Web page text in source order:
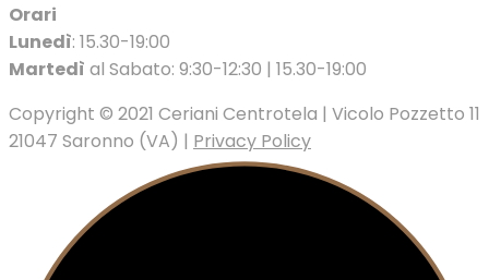
Orari
Lunedì: 15.30-19:00
Martedì al Sabato: 9:30-12:30 | 15.30-19:00
Copyright © 2021 Ceriani Centrotela | Vicolo Pozzetto 11
21047 Saronno (VA) | Privacy Policy